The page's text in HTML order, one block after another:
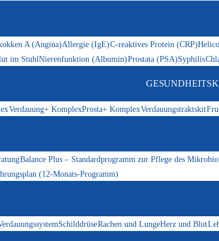
A (Angina)Allergie (IgE)C-reaktives Protein (CRP)
im StuhlNierenfunktion (Albumin)Prostata (PSA)Syphilis
Verdauung+ KomplexProsta+ KomplexVerdauungstraktskit
Balance Plus – Standardprogramm zur Pflege des
(12-Monats-Programm)
SchilddrüseRachen und LungeHerz und Blut